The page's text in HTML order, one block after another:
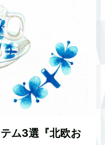
ム3選『北欧お